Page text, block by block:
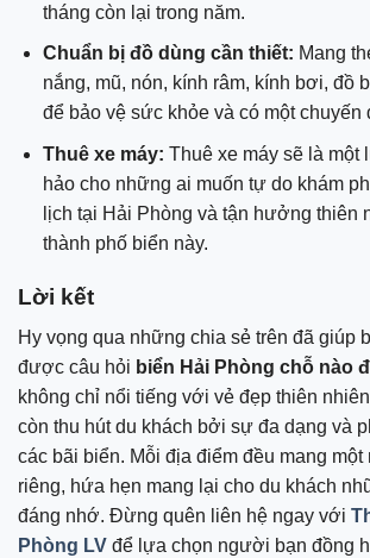
tháng còn lại trong năm.
Chuẩn bị đồ dùng cần thiết: Mang
nắng, mũ, nón, kính râm, kính bơi, đồ
để bảo vệ sức khỏe và có một chuyến
Thuê xe máy: Thuê xe máy sẽ là một
hảo cho những ai muốn tự do khám
lịch tại Hải Phòng và tận hưởng thiên
thành phố biển này.
Lời kết
Hy vọng qua những chia sẻ trên đã giúp
được câu hỏi biển Hải Phòng chỗ nào
không chỉ nổi tiếng với vẻ đẹp thiên
còn thu hút du khách bởi sự đa dạng và
các bãi biển. Mỗi địa điểm đều mang một
riêng, hứa hẹn mang lại cho du khách
đáng nhớ. Đừng quên liên hệ ngay với
Phòng LV để lựa chọn người bạn đồng